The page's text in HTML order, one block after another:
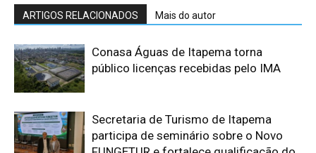
ARTIGOS RELACIONADOS Mais do autor
Conasa Águas de Itapema torna
público licenças recebidas pelo IMA
Secretaria de Turismo de Itapema
participa de seminário sobre o Novo